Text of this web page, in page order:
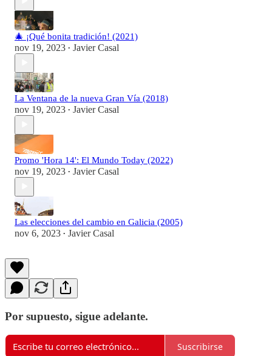
🎄 ¡Qué bonita tradición! (2021)
nov 19, 2023 • Javier Casal
La Ventana de la nueva Gran Vía (2018)
nov 19, 2023 • Javier Casal
Promo 'Hora 14': El Mundo Today (2022)
nov 19, 2023 • Javier Casal
Las elecciones del cambio en Galicia (2005)
nov 6, 2023 • Javier Casal
Por supuesto, sigue adelante.
Suscribirse